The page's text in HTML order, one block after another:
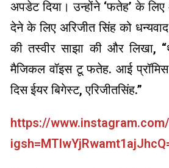
अपडेट दिया। उन्होंने ‘फतेह’ के लिए
देने के लिए अरिजीत सिंह को
की तस्वीर साझा की और लिखा,
मैजिकल वॉइस टू फतेह. आई
दिस ईयर बिगेस्ट, एरिजीतसिंह.”
https://